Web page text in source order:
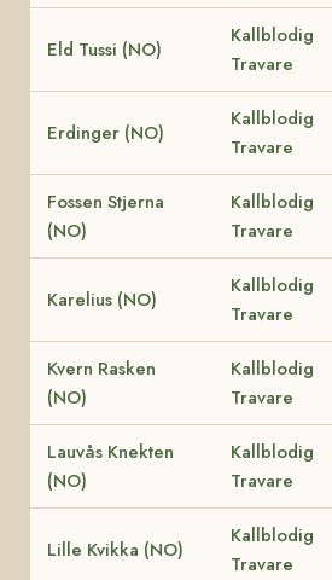
Eld Tussi (NO)
Kallblodig
Travare
Erdinger (NO)
Kallblodig
Travare
Fossen Stjerna
(NO)
Kallblodig
Travare
Karelius (NO)
Kallblodig
Travare
Kvern Rasken
(NO)
Kallblodig
Travare
Lauvås Knekten
(NO)
Kallblodig
Travare
Lille Kvikka (NO)
Kallblodig
Travare